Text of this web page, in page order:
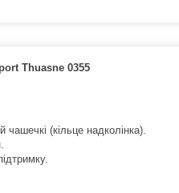
Thuasne 0355
(кільце надколінка).